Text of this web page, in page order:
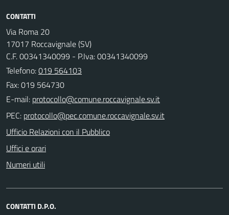
CONTATTI
Via Roma 20
17017 Roccavignale (SV)
C.F. 00341340099 - P.Iva: 00341340099
Telefono:019 564103
Fax: 019 564730
E-mail:
PEC:
Ufficio Relazioni con il Pubblico
Uffici e orari
Numeri utili
CONTATTI D.P.O.